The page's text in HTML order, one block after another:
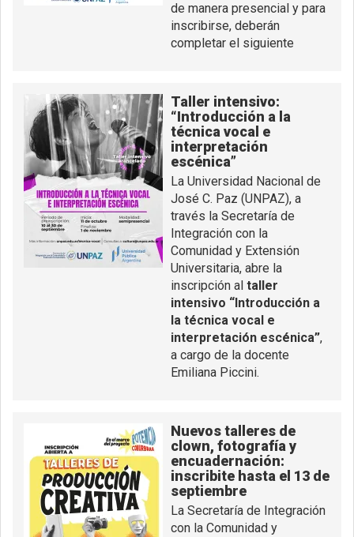
de manera presencial y para
inscribirse, deberán
completar el siguiente
Taller intensivo:
“Introducción a la
técnica vocal e
interpretación
escénica”
La Universidad Nacional de
José C. Paz (UNPAZ), a
través la Secretaría de
Integración con la
Comunidad y Extensión
Universitaria, abre la
inscripción al taller
intensivo “Introducción a
la técnica vocal e
interpretación escénica”,
a cargo de la docente
Emiliana Piccini.
Nuevos talleres de
clown, fotografía y
encuadernación:
inscribite hasta el 13 de
septiembre
La Secretaría de Integración
con la Comunidad y